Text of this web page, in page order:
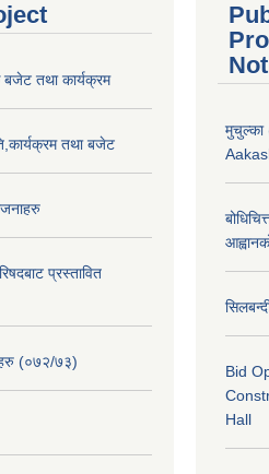
तथा कार्यक्रम
तथा बजेट
प्रस्तावित
(०७२/७३)
Bid
Hall